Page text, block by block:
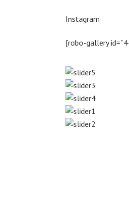
Instagram
[robo-gallery